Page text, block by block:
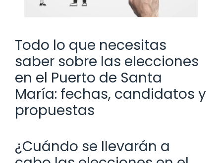
Todo lo que necesitas
saber sobre las elecciones
en el Puerto de Santa
María: fechas, candidatos y
propuestas
¿Cuándo se llevarán a